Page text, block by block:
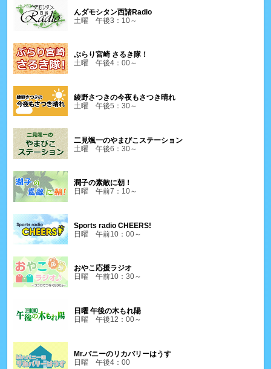
んダモシタン西諸Radio
土曜 午後3：10～
ぶらり宮崎 さるき隊！
土曜 午後4：00～
綾野さつきの今夜もさつき晴れ
土曜 午後5：30～
二見颯一のやまびこステーション
土曜 午後6：30～
潤子の素敵に朝！
日曜 午前7：10～
Sports radio CHEERS!
日曜 午前10：00～
おやこ応援ラジオ
日曜 午前10：30～
日曜 午後の木もれ陽
日曜 午後12：00～
Mr.バニーのリカバリーはうす
日曜 午後4：00